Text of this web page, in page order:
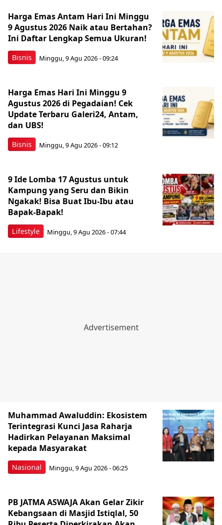
Bisnis
Harga Emas Antam Hari Ini Minggu
9 Agustus 2026 Naik atau Bertahan?
Ini Daftar Lengkap Semua Ukuran!
Minggu, 9 Agu 2026 - 09:24
Bisnis
Harga Emas Hari Ini Minggu 9
Agustus 2026 di Pegadaian! Cek
Update Terbaru Galeri24, Antam,
dan UBS!
Minggu, 9 Agu 2026 - 09:12
Lifestyle
9 Ide Lomba 17 Agustus untuk
Kampung yang Seru dan Bikin
Ngakak! Bisa Buat Ibu-Ibu atau
Bapak-Bapak!
Minggu, 9 Agu 2026 - 07:44
Nasional
Muhammad Awaluddin: Ekosistem
Terintegrasi Kunci Jasa Raharja
Hadirkan Pelayanan Maksimal
kepada Masyarakat
Minggu, 9 Agu 2026 - 06:25
PB JATMA ASWAJA Akan Gelar Zikir
Kebangsaan di Masjid Istiqlal, 50